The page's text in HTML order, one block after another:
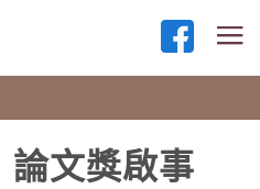
論文獎啟事